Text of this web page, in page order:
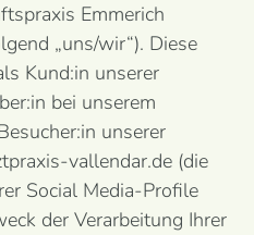
Emmerich
„uns/wir“). Diese
Kund:in unserer
bei unserem
unserer
vallendar.de (die
Social Media-Profile
der Verarbeitung Ihrer